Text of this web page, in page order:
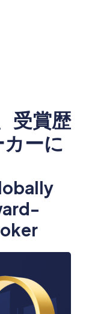
受賞歴
ーに